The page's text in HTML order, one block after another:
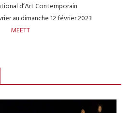
d’Art Contemporain
au dimanche 12 février 2023
MEETT